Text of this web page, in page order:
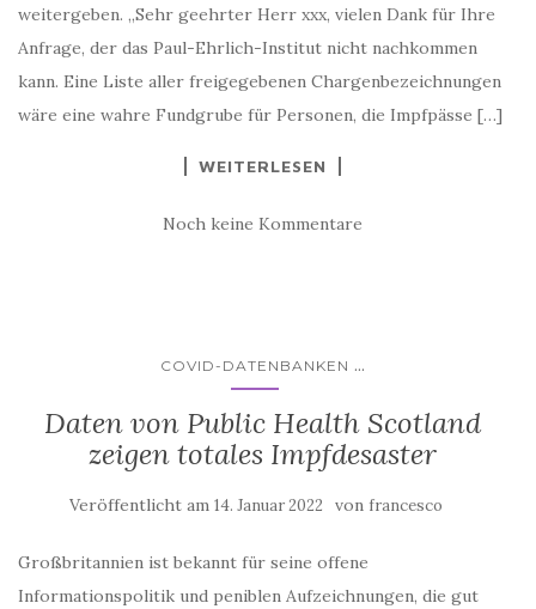
weitergeben. „Sehr geehrter Herr xxx, vielen Dank für Ihre
Anfrage, der das Paul-Ehrlich-Institut nicht nachkommen
kann. Eine Liste aller freigegebenen Chargenbezeichnungen
wäre eine wahre Fundgrube für Personen, die Impfpässe […]
WEITERLESEN
Noch keine Kommentare
COVID-DATENBANKEN ...
Daten von Public Health Scotland
zeigen totales Impfdesaster
Veröffentlicht am 14. Januar 2022 von francesco
Großbritannien ist bekannt für seine offene
Informationspolitik und peniblen Aufzeichnungen, die gut